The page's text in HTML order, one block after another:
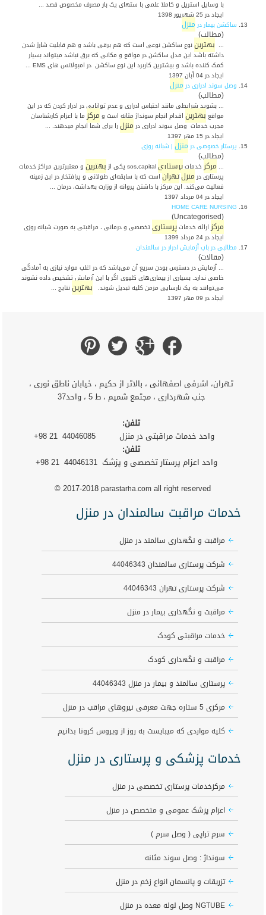
با وسایل استریل و کاملا علمی با ستهای یک بار مصرف مخصوص فصد ...
ایجاد در 25 شهریور 1398
13. ساکشن بیمار در منزل
(مطالب)
... بهتریننوع ساکشن نوعی است که هم برقی باشد و هم قابلیت شارژ شدن
داشته باشد این مدل ساکشن در مواقع و مکانی که برق نباشد میتواند بسیار
کمک کننده باشد و بیشترین کاربرد این نوع ساکشن در امبولانس های EMS ...
ایجاد در 04 آبان 1397
14. وصل سوند ادراری در منزل
(مطالب)
... بشوید شرایطی مانند احتباس ادراری و عدم توانایی در ادرار کردن که در این
مواقع بهترین اقدام انجام سونداژ مثانه است و مرکز ما با اعزام کارشناسان
مجرب خدمات وصل سوند ادراری در منزلرا برای شما انجام میدهند. ...
ایجاد در 15 مهر 1397
15. پرستار خصوصی در منزل | شبانه روزی
(مطالب)
... مرکز خدماتپرستاریsos,capital یکی از بهترین و معتبرترین مراکز خدمات
پرستاری در منزلتهراناست که با سابقه‌ای طولانی و پرافتخار در این زمینه
فعالیت می‌کند. این مرکز با داشتن پروانه از وزارت بهداشت، درمان ...
ایجاد در 04 مرداد 1397
16.
HOME CARE NURSING
(Uncategorised)
مرکز ارائه خدماتپرستاریتخصصی و درمانی ، مراقبتی به صورت شبانه روزی
ایجاد در 24 مرداد 1399
17. مطالبی در باب آزمایش ادرار در سالمندان
(مقالات)
... آزمایش در دسترس بودن سریع آن می‌باشد که در اغلب موارد نیازی به آمادگی
خاصی ندارد. بسیاری از بیماری‌های کلیوی اگر با این آزمایش تشخیص داده نشوند
می‌توانند به یک نارسایی مزمن کلیه تبدیل شوند. بهتریننتایج ...
ایجاد در 09 مهر 1397
تهران، اشرفی اصفهانی ، بالاتر از حکیم ، خیابان ناطق نوری ،
جنب شهرداری ، مجتمع شمیم ، ط 5 ، واحد37
تلفن:
واحد خدمات مراقبتی در منزل 44046085 21 98+
تلفن:
واحد اعزام پرستار تخصصی و پزشک 44046131 21 98+
© 2017-2018parastarha.comall right reserved
خدمات مراقبت سالمندان در منزل
مراقبت و نگهداری سالمند در منزل
شرکت پرستاری سالمندان 44046343
شرکت پرستاری تهران 44046343
مراقبت و نگهداری بیمار در منزل
خدمات مراقبتی کودک
مراقبت و نگهداری کودک
پرستاری سالمند و بیمار در منزل 44046343
مرکزی 5 ستاره جهت معرفی نیروهای مراقب در منزل
کلیه مواردی که میبایست به روز از ویروس کرونا بدانیم
خدمات پزشکی و پرستاری در منزل
مرکزخدمات پرستاری تخصصی در منزل
اعزام پزشک عمومی و متخصص در منزل
سرم تراپی ( وصل سرم )
سونداژ : وصل سوند مثانه
تزریقات و پانسمان انواع زخم در منزل
NGTUBE وصل لوله معده در منزل